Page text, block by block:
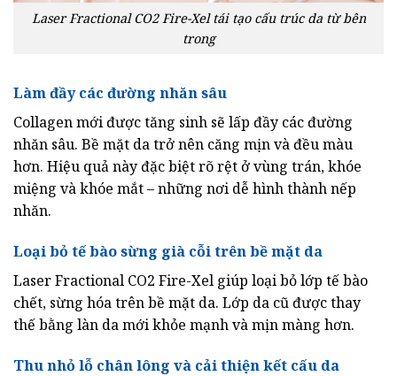
Laser Fractional CO2 Fire-Xel tái tạo cấu trúc da từ bên
trong
Làm đầy các đường nhăn sâu
Collagen mới được tăng sinh sẽ lấp đầy các đường
nhăn sâu. Bề mặt da trở nên căng mịn và đều màu
hơn. Hiệu quả này đặc biệt rõ rệt ở vùng trán, khóe
miệng và khóe mắt – những nơi dễ hình thành nếp
nhăn.
Loại bỏ tế bào sừng già cỗi trên bề mặt da
Laser Fractional CO2 Fire-Xel giúp loại bỏ lớp tế bào
chết, sừng hóa trên bề mặt da. Lớp da cũ được thay
thế bằng làn da mới khỏe mạnh và mịn màng hơn.
Thu nhỏ lỗ chân lông và cải thiện kết cấu da